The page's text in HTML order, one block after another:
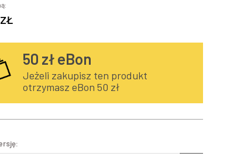
50 zł eBon
Jeżeli zakupisz ten produkt
otrzymasz eBon 50 zł